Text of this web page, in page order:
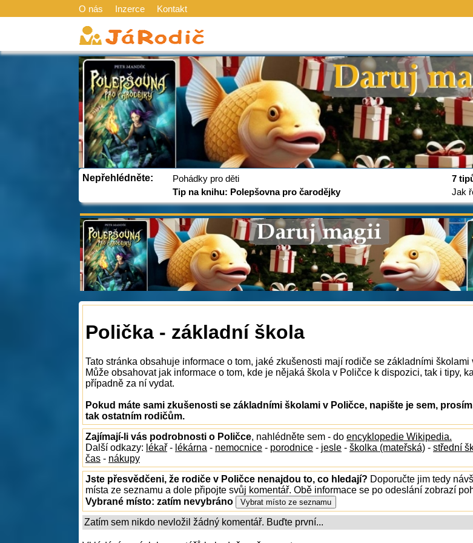
O nás Inzerce Kontakt
Nepřehlédněte:
Pohádky pro děti
Tip na knihu: Polepšovna pro čarodějky
7
Jak
Polička - základní škola
Tato stránka obsahuje informace o tom, jaké zkušenosti mají rodiče se základními školami
Může obsahovat jak informace o tom, kde je nějaká škola v Poličce k dispozici, tak i tipy,
případně za ní vydat.
Pokud máte sami zkušenosti se základními školami v Poličce, napište je sem,
tak ostatním rodičům.
Zajímají-li vás podrobnosti o Poličce, nahlédněte sem - do encyklopedie Wikipedia.
Další odkazy: lékař - lékárna - nemocnice - porodnice - jesle - školka (mateřská) - střední
čas - nákupy
Jste přesvědčeni, že rodiče v Poličce nenajdou to, co hledají? Doporučte jim tedy
místa ze seznamu a dole připojte svůj komentář. Obě informace se po odeslání zobrazí
Vybrané místo: zatím nevybráno
Zatím sem nikdo nevložil žádný komentář. Buďte první...